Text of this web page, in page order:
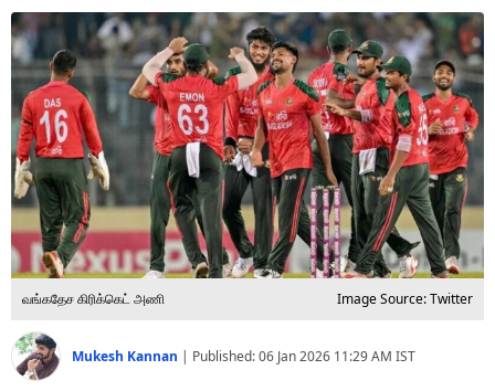
வைரல்
ஹெஃல்த்
ஷார்ட் வீடியோஸ்
வலை கதைகள்
போட்டோ கேலரி
வங்கதேச கிரிக்கெட் அணி Image Source: Twitter
Mukesh Kannan | Published:06 Jan 2026 11:29 AM IST